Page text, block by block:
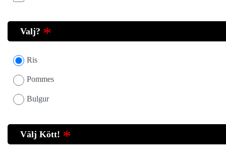
Valj?
Ris
Pommes
Bulgur
Välj Kött!